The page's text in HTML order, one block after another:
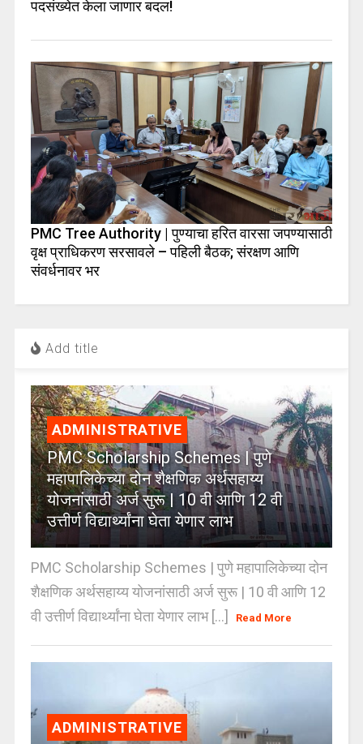
पदसंख्येत केला जाणार बदल!
PMC Tree Authority | पुण्याचा हरित वारसा जपण्यासाठी
वृक्ष प्राधिकरण सरसावले – पहिली बैठक; संरक्षण आणि
संवर्धनावर भर
Add title
ADMINISTRATIVE
PMC Scholarship Schemes | पुणे
महापालिकेच्या दोन शैक्षणिक अर्थसहाय्य
योजनांसाठी अर्ज सुरू | 10 वी आणि 12 वी
उत्तीर्ण विद्यार्थ्यांना घेता येणार लाभ
PMC Scholarship Schemes | पुणे महापालिकेच्या दोन
शैक्षणिक अर्थसहाय्य योजनांसाठी अर्ज सुरू | 10 वी आणि 12
वी उत्तीर्ण विद्यार्थ्यांना घेता येणार लाभ [...]
Read More
ADMINISTRATIVE